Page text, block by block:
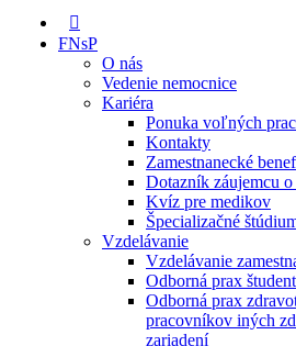
FNsP
O nás
Vedenie nemocnice
Kariéra
Ponuka voľných
Kontakty
Zamestnanecké
Dotazník záujemcu o
Kvíz pre medikov
Špecializačné
Vzdelávanie
Vzdelávanie
Odborná prax
Odborná prax
pracovníkov iných
zariadení